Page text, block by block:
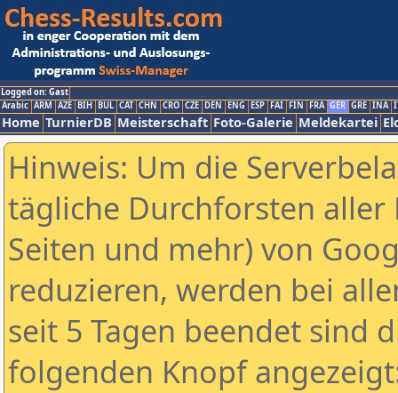
Logged on: Gast
Arabic ARM AZE BIH BUL CAT CHN CRO CZE DEN ENG ESP FAI FIN FRA GER GRE INA
Home TurnierDB Meisterschaft Foto-Galerie Meldekartei
Hinweis: Um die
tägliche Durchforsten aller
Seiten und mehr) von
reduzieren, werden bei
seit 5 Tagen beendet sind
folgenden Knopf